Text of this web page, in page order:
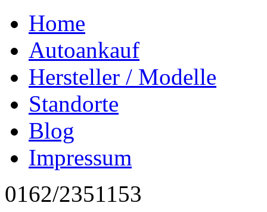
Home
Autoankauf
Hersteller / Modelle
Standorte
Blog
Impressum
0162/2351153